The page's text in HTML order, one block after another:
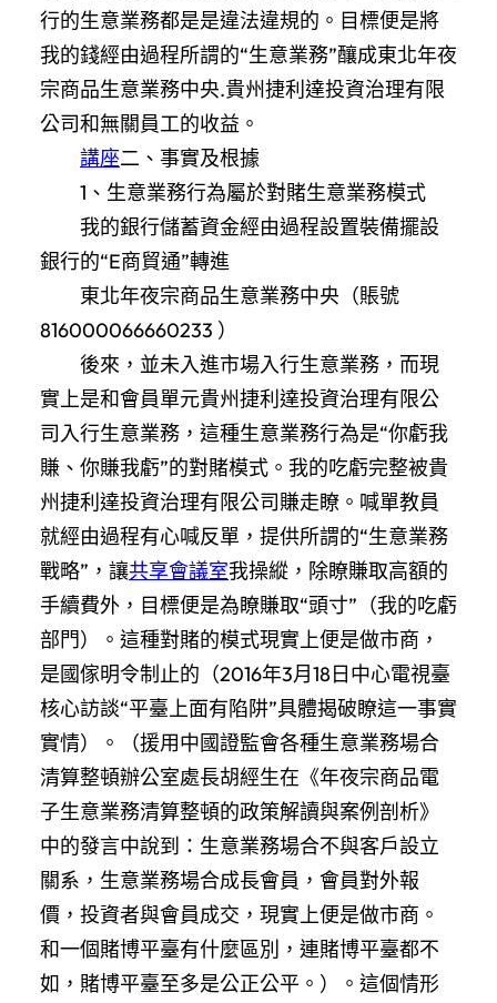
行的生意業務都是是違法違規的。目標便是將
我的錢經由過程所謂的“生意業務”釀成東北年夜
宗商品生意業務中央.貴州捷利達投資治理有限
公司和無關員工的收益。
講座二、事實及根據
1、生意業務行為屬於對賭生意業務模式
我的銀行儲蓄資金經由過程設置裝備擺設
銀行的“E商貿通”轉進
東北年夜宗商品生意業務中央（賬號
816000066660233 ）
後來，並未入進市場入行生意業務，而現
實上是和會員單元貴州捷利達投資治理有限公
司入行生意業務，這種生意業務行為是“你虧我
賺、你賺我虧”的對賭模式。我的吃虧完整被貴
州捷利達投資治理有限公司賺走瞭。喊單教員
就經由過程有心喊反單，提供所謂的“生意業務
戰略”，讓共享會議室我操縱，除瞭賺取高額的
手續費外，目標便是為瞭賺取“頭寸”（我的吃虧
部門）。這種對賭的模式現實上便是做市商，
是國傢明令制止的（2016年3月18日中心電視臺
核心訪談“平臺上面有陷阱”具體揭破瞭這一事實
實情）。（援用中國證監會各種生意業務場合
清算整頓辦公室處長胡經生在《年夜宗商品電
子生意業務清算整頓的政策解讀與案例剖析》
中的發言中說到：生意業務場合不與客戶設立
關系，生意業務場合成長會員，會員對外報
價，投資者與會員成交，現實上便是做市商。
和一個賭博平臺有什麼區別，連賭博平臺都不
如，賭博平臺至多是公正公平。）。這個情形